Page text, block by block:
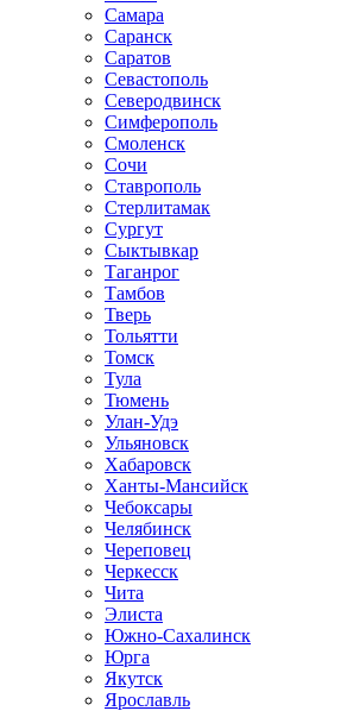
Самара
Саранск
Саратов
Севастополь
Северодвинск
Симферополь
Смоленск
Сочи
Ставрополь
Стерлитамак
Сургут
Сыктывкар
Таганрог
Тамбов
Тверь
Тольятти
Томск
Тула
Тюмень
Улан-Удэ
Ульяновск
Хабаровск
Ханты-Мансийск
Чебоксары
Челябинск
Череповец
Черкесск
Чита
Элиста
Южно-Сахалинск
Юрга
Якутск
Ярославль